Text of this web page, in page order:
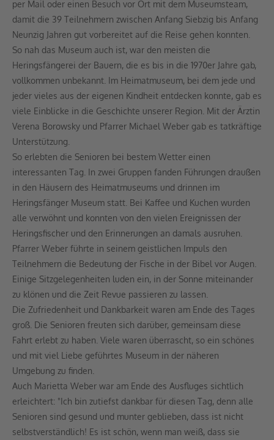
per Mail oder einen Besuch vor Ort mit dem Museumsteam,
damit die 39 Teilnehmern zwischen Anfang Siebzig bis Anfang
Neunzig Jahren gut vorbereitet auf die Reise gehen konnten.
So nah das Museum auch ist, war den meisten die
Heringsfängerei der Bauern, die es bis in die 1970er Jahre gab,
vollkommen unbekannt. Im Heimatmuseum, bei dem jede und
jeder vieles aus der eigenen Kindheit entdecken konnte, gab es
viele Einblicke in die Geschichte unserer Region. Mit der Ärztin
Verena Borowsky und Pfarrer Michael Weber gab es tatkräftige
Unterstützung.
So erlebten die Senioren bei bestem Wetter einen
interessanten Tag. In zwei Gruppen fanden Führungen draußen
in den Häusern des Heimatmuseums und drinnen im
Heringsfänger Museum statt. Bei Kaffee und Kuchen wurden
alle verwöhnt und konnten von den vielen Ereignissen der
Heringsfischer und den Erinnerungen an damals ausruhen.
Pfarrer Weber führte in seinem geistlichen Impuls den
Teilnehmern die Bedeutung der Fische in der Bibel vor Augen.
Einige Sitzgelegenheiten luden ein, in der Sonne miteinander
zu klönen und die Zeit Revue passieren zu lassen.
Die Zufriedenheit und Dankbarkeit waren am Ende des Tages
groß. Die Senioren freuten sich darüber, gemeinsam diese
Fahrt erlebt zu haben. Viele waren überrascht, so ein schönes
und mit viel Liebe geführtes Museum in der näheren
Umgebung zu finden.
Auch Marietta Weber war am Ende des Ausfluges sichtlich
erleichtert: "Ich bin zutiefst dankbar für diesen Tag, denn alle
Senioren sind gesund und munter geblieben, dass ist nicht
selbstverständlich! Es ist schön, wenn man weiß, dass sie